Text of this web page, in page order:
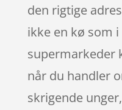
den rigtige
ikke en kø som
supermarkeder
når du handler
skrigende